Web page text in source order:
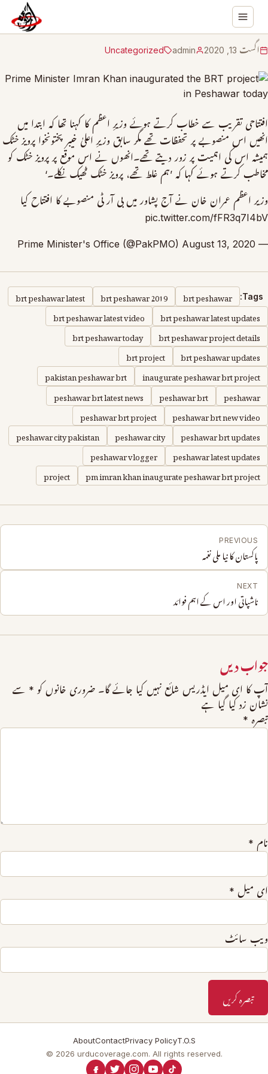
اگست 13, 2020 admin
Uncategorized
افتتاحی تقریب سے خطاب کرتے ہوئے وزیرِ اعظم کا کہنا تھا کہ ابتدا میں
انھیں اس منصوبے پر تحفظات تھے مگر سابق وزیرِ اعلیٰ خیبر پختونخوا پرویز خٹک
ہمیشہ اس کی اہمیت پر زور دیتے تھے۔انھوں نے اس موقع پر پرویز خٹک کو
مخاطب کرتے ہوئے کہا کہ ’ہم غلط تھے، پرویز خٹک ٹھیک نکلے۔‘
وزیر اعظم عمران خان نے آج پشاور میں بی آر ٹی منصوبے کا افتتاح کیا
pic.twitter.com/fFR3q7I4bV
— Prime Minister's Office (@PakPMO)
August 13, 2020
Tags:
brt peshawar
brt peshawar 2019
brt peshawar latest
brt peshawar latest updates
brt peshawar latest video
brt peshawar project details
brt peshawar today
brt peshawar updates
brt project
inaugurate peshawar brt project
pakistan peshawar brt
peshawar
peshawar brt
peshawar brt latest news
peshawar brt new video
peshawar brt project
peshawar brt updates
peshawar city
peshawar city pakistan
peshawar latest updates
peshawar vlogger
pm imran khan inaugurate peshawar brt project
project
PREVIOUS
پاکستان کا نیا ملی نغمہ
NEXT
ناشپاتی اور اس کے اہم فوائد
جواب دیں
آپ کا ای میل ایڈریس شائع نہیں کیا جائے گا۔ ضروری خانوں کو * سے
نشان زد کیا گیا ہے
تبصرہ *
نام *
ای میل *
ویب‌ سائٹ
AboutContactPrivacy PolicyT.O.S
© 2026 urducoverage.com. All rights reserved.